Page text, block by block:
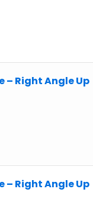
– Right Angle Up
– Right Angle Up